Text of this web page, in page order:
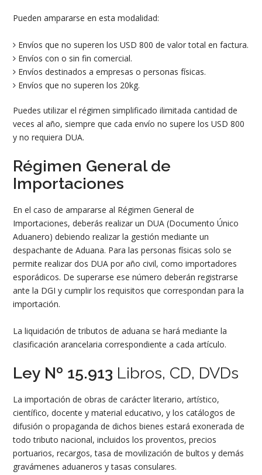
Pueden ampararse en esta modalidad:
Envíos que no superen los USD 800 de valor total en factura.
Envíos con o sin fin comercial.
Envíos destinados a empresas o personas físicas.
Envíos que no superen los 20kg.
Puedes utilizar el régimen simplificado ilimitada cantidad de
veces al año, siempre que cada envío no supere los USD 800
y no requiera DUA.
Régimen General de
Importaciones
En el caso de ampararse al Régimen General de
Importaciones, deberás realizar un DUA (Documento Único
Aduanero) debiendo realizar la gestión mediante un
despachante de Aduana. Para las personas físicas solo se
permite realizar dos DUA por año civil, como importadores
esporádicos. De superarse ese número deberán registrarse
ante la DGI y cumplir los requisitos que correspondan para la
importación.
La liquidación de tributos de aduana se hará mediante la
clasificación arancelaria correspondiente a cada artículo.
Ley Nº 15.913 Libros, CD, DVDs
La importación de obras de carácter literario, artístico,
científico, docente y material educativo, y los catálogos de
difusión o propaganda de dichos bienes estará exonerada de
todo tributo nacional, incluidos los proventos, precios
portuarios, recargos, tasa de movilización de bultos y demás
gravámenes aduaneros y tasas consulares.